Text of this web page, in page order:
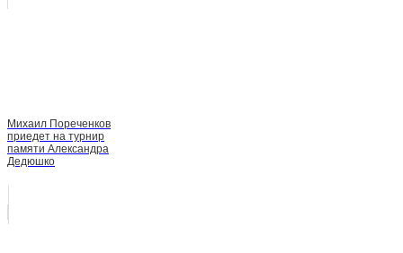
Михаил Пореченков
приедет на турнир
памяти Александра
Дедюшко